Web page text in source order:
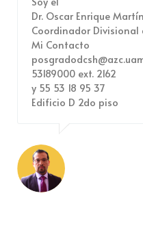
Dr. Oscar Enrique
Coordinador Divisional
Mi Contacto
53189000 ext. 2162
y 55 53 18 95 37
Edificio D 2do piso